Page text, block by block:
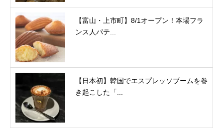
【富山・上市町】8/1オープン！本場フラ
ンス人パテ...
【日本初】韓国でエスプレッソブームを巻
き起こした「...